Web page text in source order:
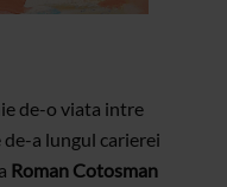
de-o viata intre
a lungul carierei
Roman Cotosman